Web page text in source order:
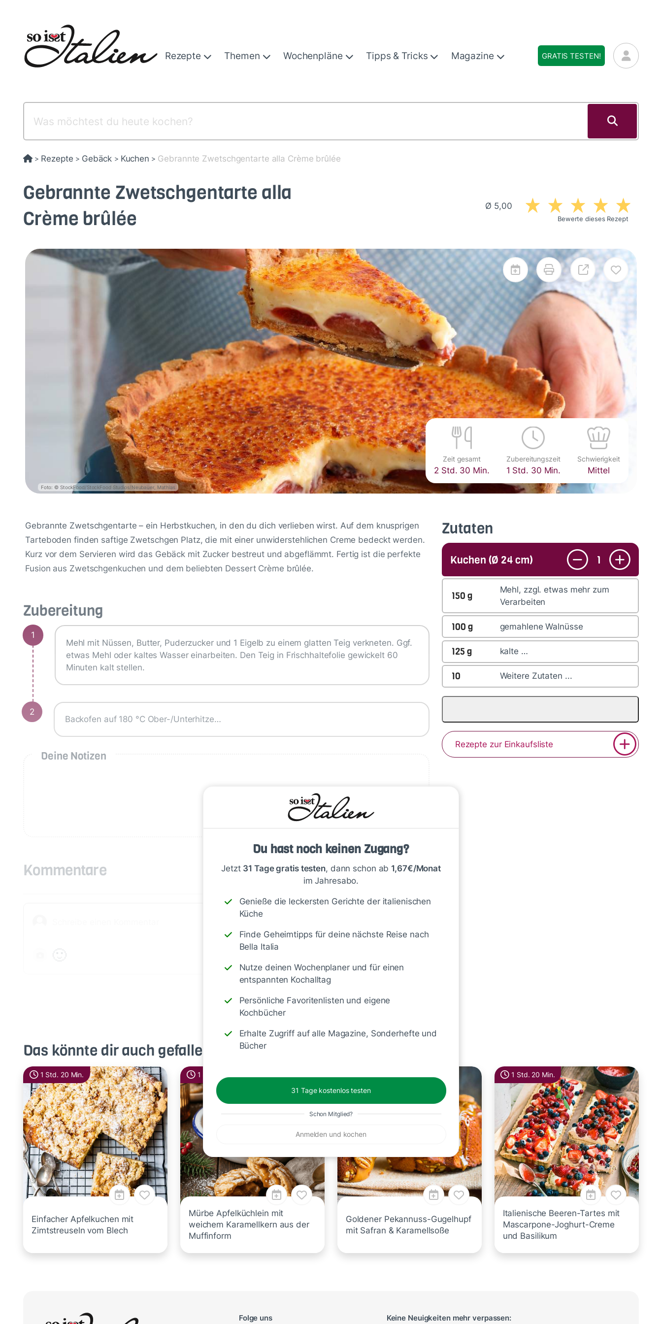
Rezepte Themen Wochenpläne Tipps & Tricks Magazine GRATIS TESTEN!
> Rezepte > Gebäck > Kuchen > Gebrannte Zwetschgentarte alla Crème brûlée
Gebrannte Zwetschgentarte alla
Crème brûlée
Ø 5,00
Bewerte dieses Rezept
Foto: © StockFood/StockFood Studios/Neubauer, Mathias
Zeit gesamt
2 Std. 30 Min.
Zubereitungszeit
1 Std. 30 Min.
Schwierigkeit
Mittel
Du hast noch keinen Zugang?
Jetzt 31 Tage gratis testen, dann schon ab 1,67€/Monat
im Jahresabo.
Genieße die leckersten Gerichte der italienischen
Küche
Finde Geheimtipps für deine nächste Reise nach
Bella Italia
Nutze deinen Wochenplaner und für einen
entspannten Kochalltag
Persönliche Favoritenlisten und eigene
Kochbücher
Erhalte Zugriff auf alle Magazine, Sonderhefte und
Bücher
31 Tage kostenlos testen
Schon Mitglied?
Anmelden und kochen
Gebrannte Zwetschgentarte – ein Herbstkuchen, in den du dich verlieben wirst. Auf dem knusprigen
Tarteboden finden saftige Zwetschgen Platz, die mit einer unwiderstehlichen Creme bedeckt werden.
Kurz vor dem Servieren wird das Gebäck mit Zucker bestreut und abgeflämmt. Fertig ist die perfekte
Fusion aus Zwetschgenkuchen und dem beliebten Dessert Crème brûlée.
Zubereitung
1
Mehl mit Nüssen, Butter, Puderzucker und 1 Eigelb zu einem glatten Teig verkneten. Ggf.
etwas Mehl oder kaltes Wasser einarbeiten. Den Teig in Frischhaltefolie gewickelt 60
Minuten kalt stellen.
2
Backofen auf 180 °C Ober-/Unterhitze…
Deine Notizen
Kommentare
🙂
Zutaten
Kuchen (Ø 24 cm) 1
150 g
Mehl, zzgl. etwas mehr zum
Verarbeiten
100 g gemahlene Walnüsse
125 g kalte …
10 Weitere Zutaten ...
Rezepte zur Einkaufsliste
Das könnte dir auch gefallen
1 Std. 20 Min.
Einfacher Apfelkuchen mit
Zimtstreuseln vom Blech
1 Std. 30 Min.
Mürbe Apfelküchlein mit
weichem Karamellkern aus der
Muffinform
Goldener Pekannuss-Gugelhupf
mit Safran & Karamellsoße
1 Std. 20 Min.
Italienische Beeren-Tartes mit
Mascarpone-Joghurt-Creme
und Basilikum
Folge uns Keine Neuigkeiten mehr verpassen: